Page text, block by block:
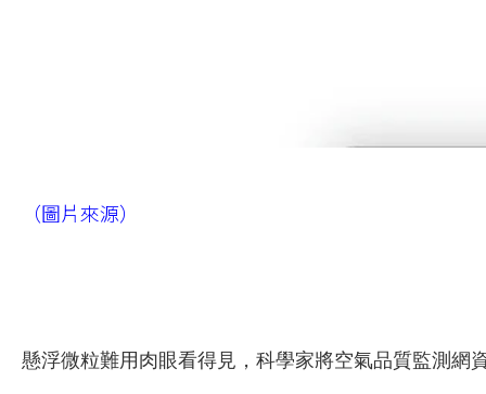
（圖片來源）
懸浮微粒難用肉眼看得見，科學家將空氣品質監測網